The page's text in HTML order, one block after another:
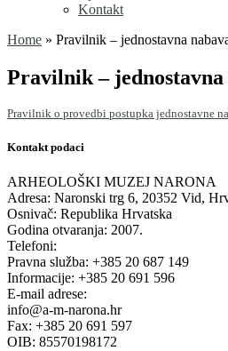
Kontakt
Home » Pravilnik – jednostavna
Pravilnik – jednostavna
Pravilnik o provedbi postupka jednostavne
Kontakt podaci
ARHEOLOŠKI MUZEJ NARONA
Adresa: Naronski trg 6, 20352 Vid,
Osnivač: Republika Hrvatska
Godina otvaranja: 2007.
Telefoni:
Pravna služba: +385 20 687 149
Informacije: +385 20 691 596
E-mail adrese:
info@a-m-narona.hr
Fax: +385 20 691 597
OIB: 85570198172